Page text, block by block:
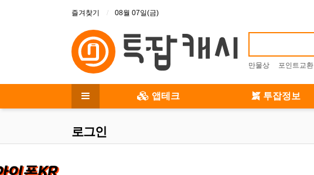
즐겨찾기 08월 07일(금)
만물상 포인트교환
앱테크 투잡정보
로그인